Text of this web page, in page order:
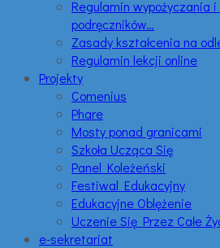
Regulamin wypożyczania
podręczników…
Zasady kształcenia na
Regulamin lekcji online
Projekty
Comenius
Phare
Mosty ponad granicami
Szkoła Ucząca Się
Panel Koleżeński
Festiwal Edukacyjny
Edukacyjne Oblężenie
Uczenie Się Przez Całe
e-sekretariat